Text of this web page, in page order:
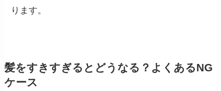
ります。
髪をすきすぎるとどうなる？よくあるNG
ケース